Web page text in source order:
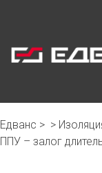
Едванс > >
ППУ – залог